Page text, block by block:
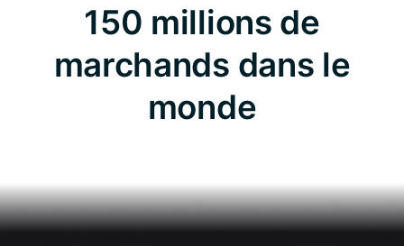
150 millions de
marchands dans le
monde